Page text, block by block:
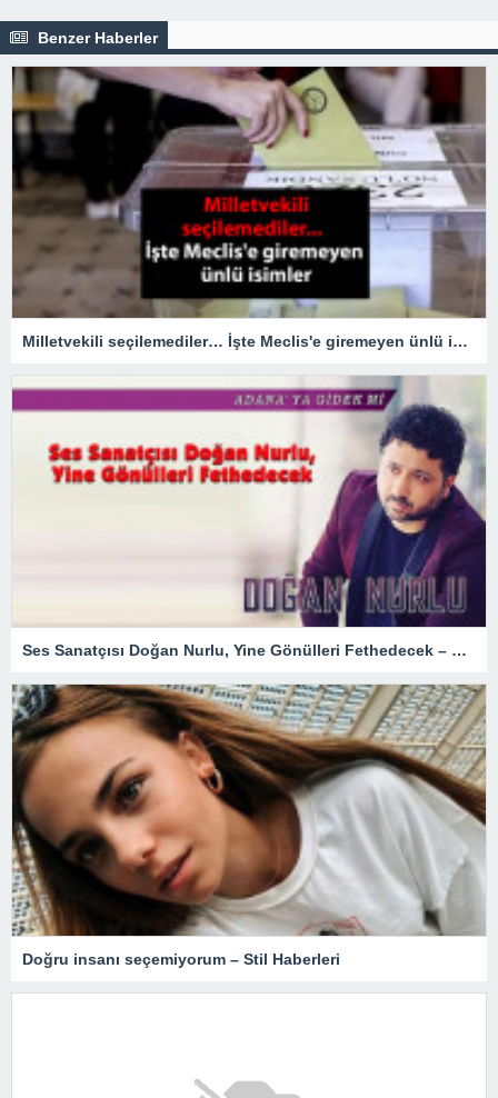
Benzer Haberler
Milletvekili seçilemediler… İşte Meclis'e giremeyen ünlü isimler
Ses Sanatçısı Doğan Nurlu, Yine Gönülleri Fethedecek – Magazin
Doğru insanı seçemiyorum – Stil Haberleri